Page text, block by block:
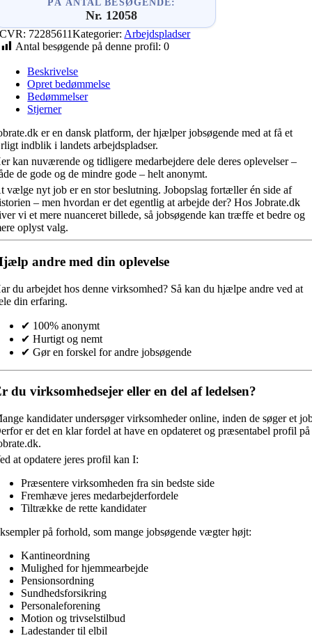
PÅ ANTAL BESØGENDE:
Nr. 12058
CVR: 72285611Kategorier: Arbejdspladser
Antal besøgende på denne profil: 0
Beskrivelse
Opret bedømmelse
Bedømmelser
Stjerner
er en dansk platform, der hjælper jobsøgende med at få et
indblik i landets arbejdspladser.
kan nuværende og tidligere medarbejdere dele deres oplevelser –
de gode og de mindre gode – helt anonymt.
vælge nyt job er en stor beslutning. Jobopslag fortæller én side af
– men hvordan er det egentlig at arbejde der? Hos Jobrate.dk
vi et mere nuanceret billede, så jobsøgende kan træffe et bedre og
oplyst valg.
andre med din oplevelse
du arbejdet hos denne virksomhed? Så kan du hjælpe andre ved at
din erfaring.
✔ 100% anonymt
✔ Hurtigt og nemt
✔ Gør en forskel for andre jobsøgende
du virksomhedsejer eller en del af ledelsen?
kandidater undersøger virksomheder online, inden de søger et
er det en klar fordel at have en opdateret og præsentabel profil på
at opdatere jeres profil kan I:
Præsentere virksomheden fra sin bedste side
Fremhæve jeres medarbejderfordele
Tiltrække de rette kandidater
på forhold, som mange jobsøgende vægter højt:
Kantineordning
Mulighed for hjemmearbejde
Pensionsordning
Sundhedsforsikring
Personaleforening
Motion og trivselstilbud
Ladestander til elbil